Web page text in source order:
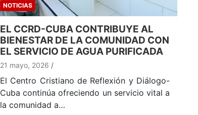
NOTICIAS
EL CCRD-CUBA CONTRIBUYE AL
BIENESTAR DE LA COMUNIDAD CON
EL SERVICIO DE AGUA PURIFICADA
21 mayo, 2026
El Centro Cristiano de Reflexión y Diálogo-
Cuba continúa ofreciendo un servicio vital a
la comunidad a…